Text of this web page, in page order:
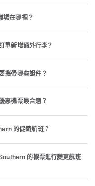
場在哪裡？
單新增額外行李？
攜帶哪些證件？
惠機票最合適？
的促銷航班？
的機票進行變更航班